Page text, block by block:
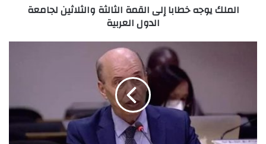
الملك يوجه خطابا إلى القمة الثالثة والثلاثين لجامعة
الدول العربية